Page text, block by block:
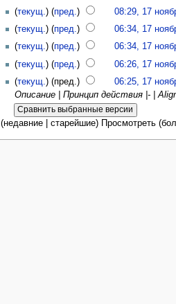
(текущ.) (пред.) 08:29, 17
(текущ.) (пред.) 06:34, 17
(текущ.) (пред.) 06:34, 17
(текущ. ) (пред. ) 06:26, 17
(текущ.) (пред.) 06:25, 17
Описание | Принцип действия |- |
(недавние | старейшие) Просмотреть